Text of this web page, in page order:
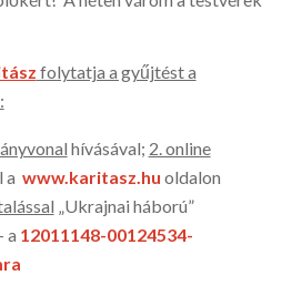
folytatja a gyűjtést a
hívásával; 2. online
a www.karitasz.hu oldalon
„Ukraj­nai háború”
a 12011148-00124534-